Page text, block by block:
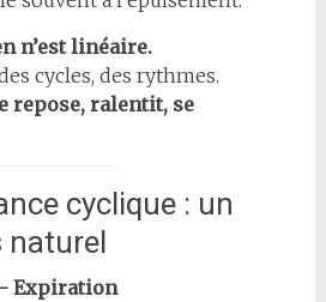
n’est linéaire.
cycles, des rythmes.
repose, ralentit, se
cyclique : un
naturel
Expiration